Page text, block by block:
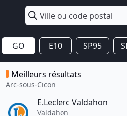
GO E10 SP95
Meilleurs résultats
Arc-sous-Cicon
E.Leclerc Valdahon
Valdahon